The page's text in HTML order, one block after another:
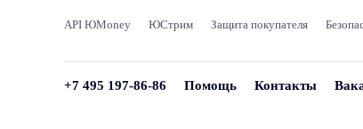
API ЮMoney ЮСтрим Защита покупателя
+7 495 197-86-86 Помощь Контакты